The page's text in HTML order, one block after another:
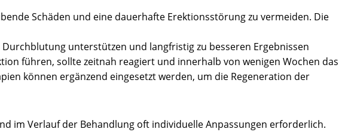
Schäden und eine dauerhafte Erektionsstörung zu vermeiden. Die
unterstützen und langfristig zu besseren Ergebnissen
führen, sollte zeitnah reagiert und innerhalb von wenigen Wochen das
können ergänzend eingesetzt werden, um die Regeneration der
im Verlauf der Behandlung oft individuelle Anpassungen erforderlich.